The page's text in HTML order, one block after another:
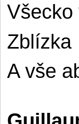
Všecko
Zblízka
A vše